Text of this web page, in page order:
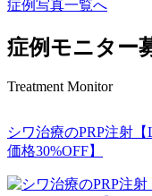
症例写真一覧へ
症例モニター
Treatment Monitor
シワ治療のPRP注射
価格30%OFF】